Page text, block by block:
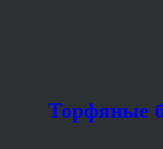
Торфяные